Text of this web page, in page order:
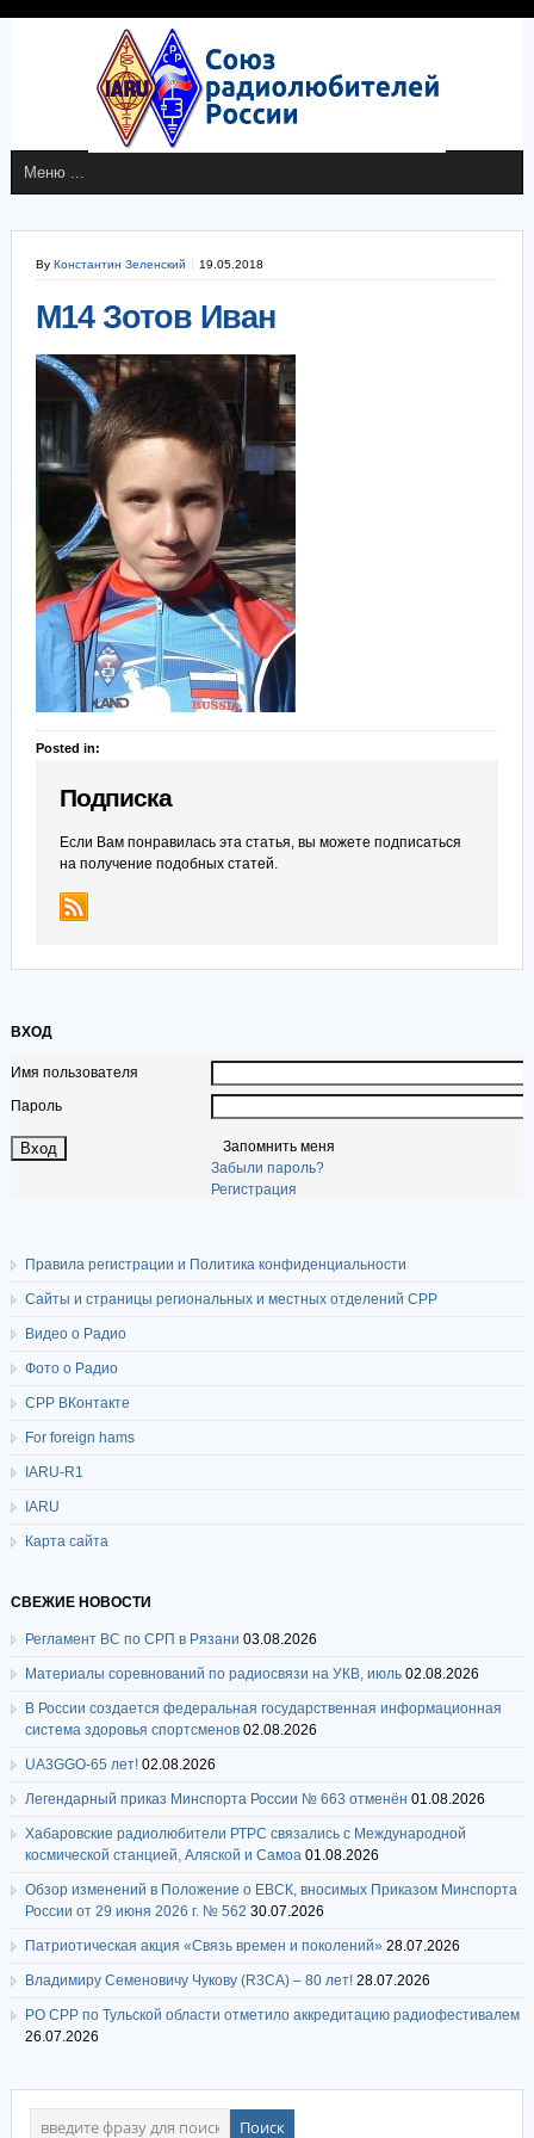
By Константин Зеленский 19.05.2018
М14 Зотов Иван
Posted in:
Подписка
Если Вам понравилась эта статья, вы можете подписаться
на получение подобных статей.
ВХОД
Имя пользователя
Пароль
Запомнить меня
Забыли пароль?
Регистрация
Правила регистрации и Политика конфиденциальности
Сайты и страницы региональных и местных отделений СРР
Видео о Радио
Фото о Радио
СРР ВКонтакте
For foreign hams
IARU-R1
IARU
Карта сайта
СВЕЖИЕ НОВОСТИ
Регламент ВС по СРП в Рязани 03.08.2026
Материалы соревнований по радиосвязи на УКВ, июль 02.08.2026
В России создается федеральная государственная информационная
система здоровья спортсменов 02.08.2026
UA3GGO-65 лет! 02.08.2026
Легендарный приказ Минспорта России № 663 отменён 01.08.2026
Хабаровские радиолюбители РТРС связались с Международной
космической станцией, Аляской и Самоа 01.08.2026
Обзор изменений в Положение о ЕВСК, вносимых Приказом Минспорта
России от 29 июня 2026 г. № 562 30.07.2026
Патриотическая акция «Связь времен и поколений» 28.07.2026
Владимиру Семеновичу Чукову (R3CA) – 80 лет! 28.07.2026
РО СРР по Тульской области отметило аккредитацию радиофестивалем
26.07.2026